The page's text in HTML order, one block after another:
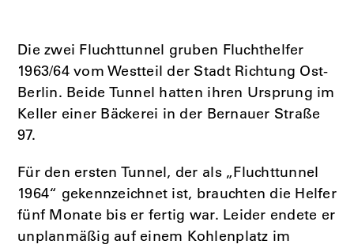
Die zwei Fluchttunnel gruben Fluchthelfer
1963/64 vom Westteil der Stadt Richtung Ost-
Berlin. Beide Tunnel hatten ihren Ursprung im
Keller einer Bäckerei in der Bernauer Straße
97.
Für den ersten Tunnel, der als „Fluchttunnel
1964“ gekennzeichnet ist, brauchten die Helfer
fünf Monate bis er fertig war. Leider endete er
unplanmäßig auf einem Kohlenplatz im